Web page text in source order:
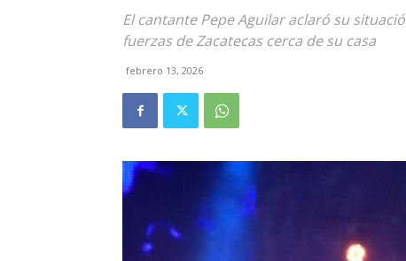
El cantante Pepe Aguilar aclaró su
fuerzas de Zacatecas cerca de su casa
febrero 13, 2026